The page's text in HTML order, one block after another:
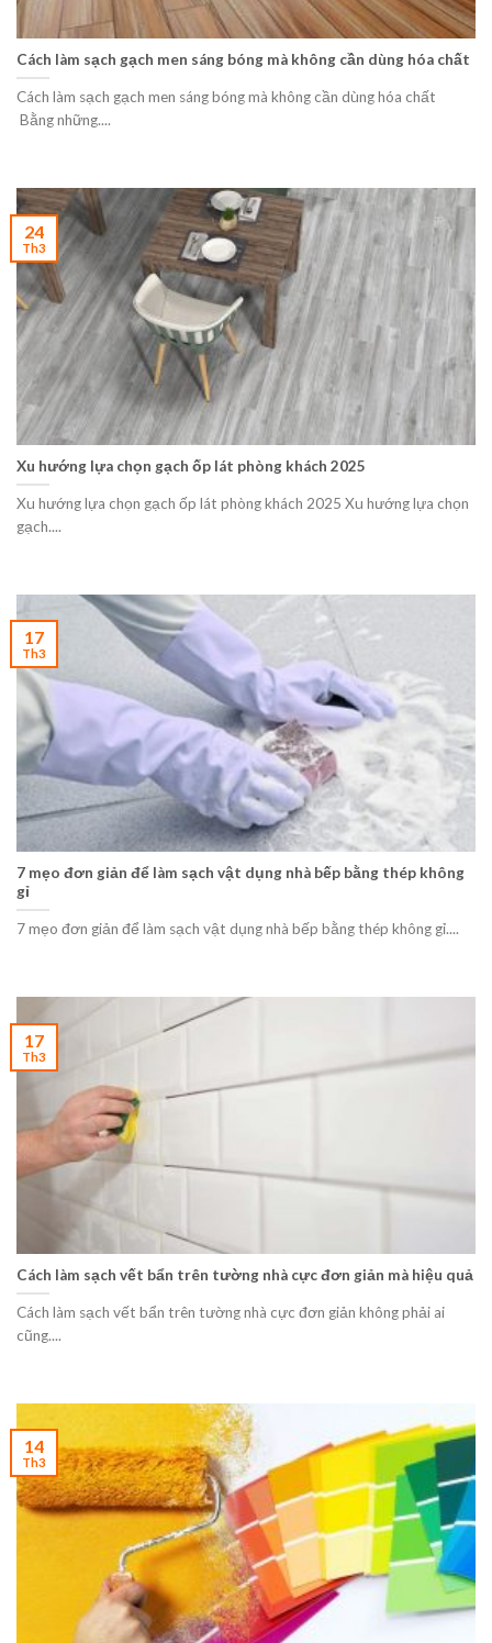
Cách làm sạch gạch men sáng bóng mà không cần dùng hóa chất
Cách làm sạch gạch men sáng bóng mà không cần dùng hóa chất
Bằng những....
Xu hướng lựa chọn gạch ốp lát phòng khách 2025
Xu hướng lựa chọn gạch ốp lát phòng khách 2025 Xu hướng lựa chọn
gạch....
24
Th3
7 mẹo đơn giản để làm sạch vật dụng nhà bếp bằng thép không
gỉ
7 mẹo đơn giản để làm sạch vật dụng nhà bếp bằng thép không gỉ....
17
Th3
Cách làm sạch vết bẩn trên tường nhà cực đơn giản mà hiệu quả
Cách làm sạch vết bẩn trên tường nhà cực đơn giản không phải ai
cũng....
17
Th3
14
Th3